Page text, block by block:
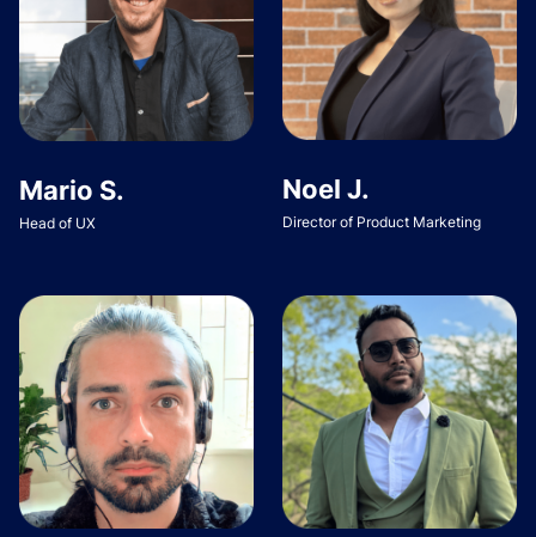
Mario S.
Head of UX
Noel J.
Director of Product Marketing